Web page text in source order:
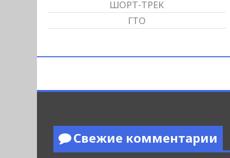
ШОРТ-ТРЕК
ГТО
Свежие комментарии